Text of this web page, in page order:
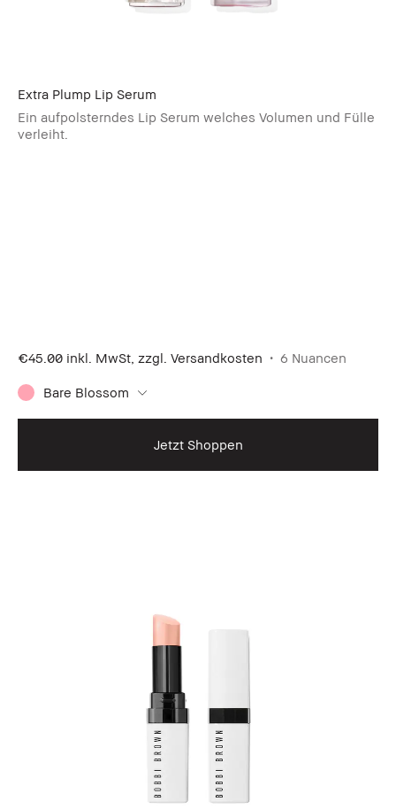
Extra Plump Lip Serum
Ein aufpolsterndes Lip Serum welches Volumen und Fülle
verleiht.
€45.00 inkl. MwSt, zzgl. Versandkosten 6 Nuancen
Bare Blossom
Jetzt Shoppen